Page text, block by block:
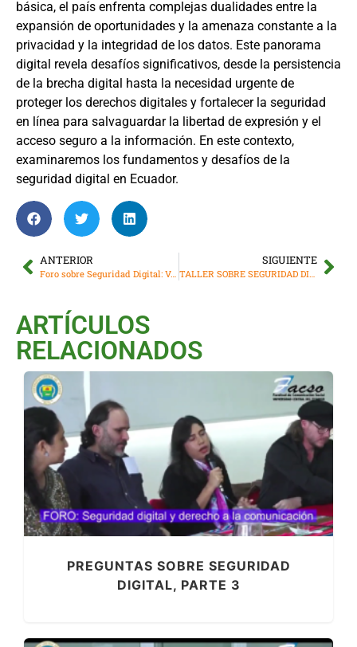
básica, el país enfrenta complejas dualidades entre la
expansión de oportunidades y la amenaza constante a la
privacidad y la integridad de los datos. Este panorama
digital revela desafíos significativos, desde la persistencia
de la brecha digital hasta la necesidad urgente de
proteger los derechos digitales y fortalecer la seguridad
en línea para salvaguardar la libertad de expresión y el
acceso seguro a la información. En este contexto,
examinaremos los fundamentos y desafíos de la
seguridad digital en Ecuador.
ANTERIOR
Foro sobre Seguridad Digital: Voces de los Periodistas Independientes
SIGUIENTE
TALLER SOBRE SEGURIDAD DIGITAL EN ACCIÓN ECOLÓGICA
ARTÍCULOS
RELACIONADOS
PREGUNTAS SOBRE SEGURIDAD
DIGITAL, PARTE 3